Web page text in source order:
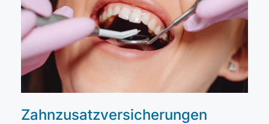
Zahnzusatzversicherungen